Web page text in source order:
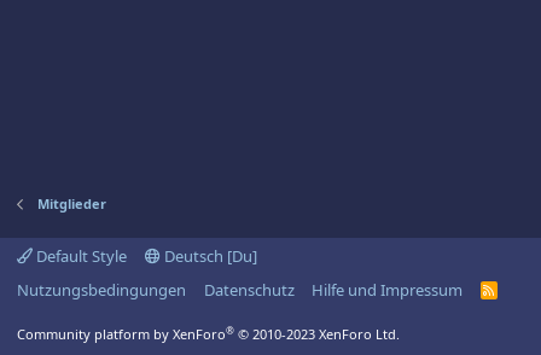
Mitglieder
Default Style
Deutsch [Du]
Nutzungsbedingungen
Datenschutz Hilfe und Impressum
R
Community platform by XenForo® © 2010-2023 XenForo Ltd.